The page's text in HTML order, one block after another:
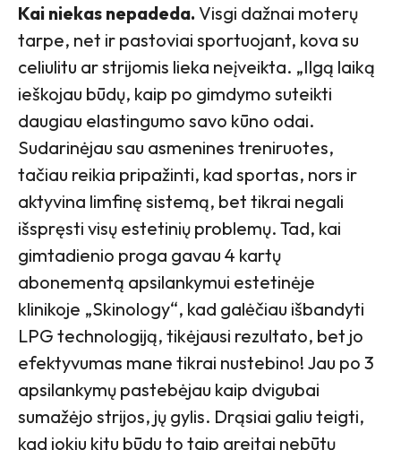
Kai niekas nepadeda. Visgi dažnai moterų
tarpe, net ir pastoviai sportuojant, kova su
celiulitu ar strijomis lieka neįveikta. „Ilgą laiką
ieškojau būdų, kaip po gimdymo suteikti
daugiau elastingumo savo kūno odai.
Sudarinėjau sau asmenines treniruotes,
tačiau reikia pripažinti, kad sportas, nors ir
aktyvina limfinę sistemą, bet tikrai negali
išspręsti visų estetinių problemų. Tad, kai
gimtadienio proga gavau 4 kartų
abonementą apsilankymui estetinėje
klinikoje „Skinology“, kad galėčiau išbandyti
LPG technologiją, tikėjausi rezultato, bet jo
efektyvumas mane tikrai nustebino! Jau po 3
apsilankymų pastebėjau kaip dvigubai
sumažėjo strijos, jų gylis. Drąsiai galiu teigti,
kad jokiu kitu būdu to taip greitai nebūtų